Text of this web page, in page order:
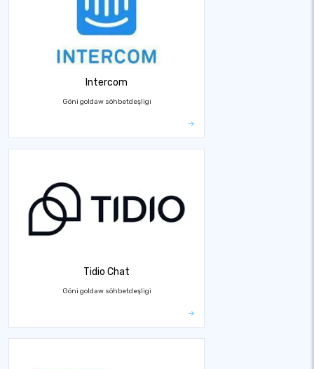
Intercom
Göni goldaw söhbetdeşligi
Tidio Chat
Göni goldaw söhbetdeşligi